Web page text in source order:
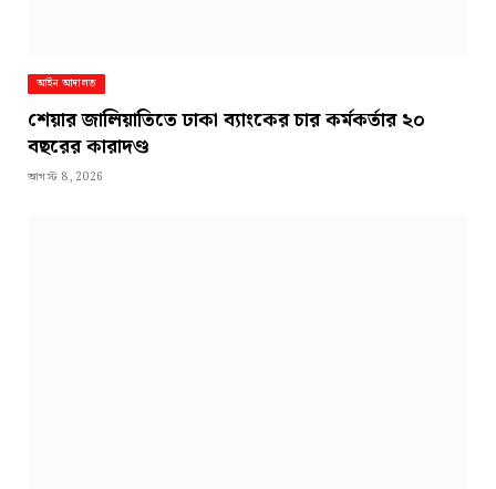
আইন আদালত
শেয়ার জালিয়াতিতে ঢাকা ব্যাংকের চার কর্মকর্তার ২০
বছরের কারাদণ্ড
আগস্ট 8, 2026